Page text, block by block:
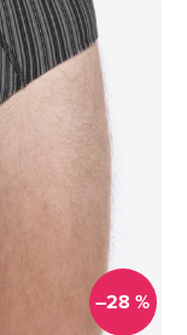
–28 %